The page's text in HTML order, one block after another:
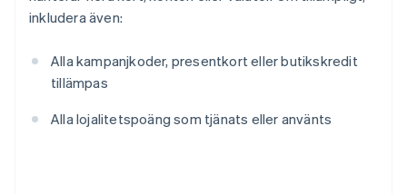
inkludera även:
Alla kampanjkoder, presentkort eller butikskredit
tillämpas
Alla lojalitetspoäng som tjänats eller använts